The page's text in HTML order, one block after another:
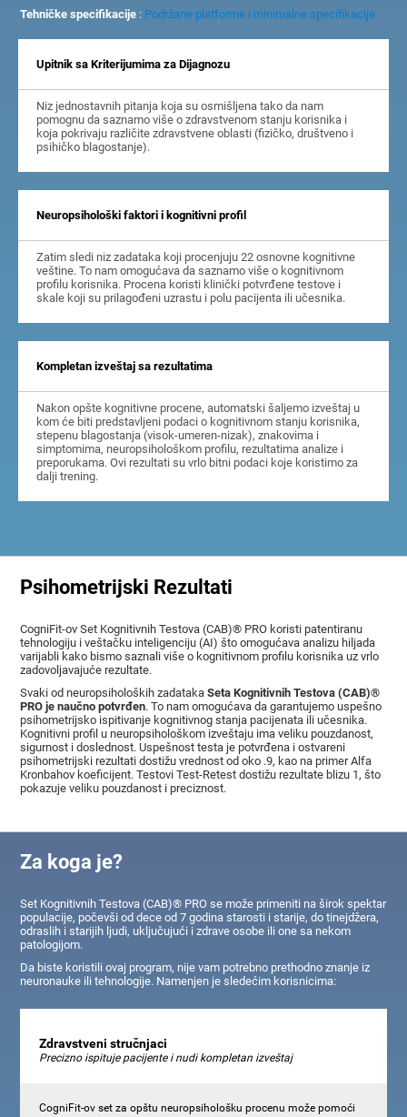
Tehničke specifikacije : Podržane platforme i minimalne specifikacije
Upitnik sa Kriterijumima za Dijagnozu
Niz jednostavnih pitanja koja su osmišljena tako da nam
pomognu da saznamo više o zdravstvenom stanju korisnika i
koja pokrivaju različite zdravstvene oblasti (fizičko, društveno i
psihičko blagostanje).
Neuropsihološki faktori i kognitivni profil
Zatim sledi niz zadataka koji procenjuju 22 osnovne kognitivne
veštine. To nam omogućava da saznamo više o kognitivnom
profilu korisnika. Procena koristi klinički potvrđene testove i
skale koji su prilagođeni uzrastu i polu pacijenta ili učesnika.
Kompletan izveštaj sa rezultatima
Nakon opšte kognitivne procene, automatski šaljemo izveštaj u
kom će biti predstavljeni podaci o kognitivnom stanju korisnika,
stepenu blagostanja (visok-umeren-nizak), znakovima i
simptomima, neuropsihološkom profilu, rezultatima analize i
preporukama. Ovi rezultati su vrlo bitni podaci koje koristimo za
dalji trening.
Psihometrijski Rezultati
CogniFit-ov Set Kognitivnih Testova (CAB)® PRO koristi patentiranu
tehnologiju i veštačku inteligenciju (AI) što omogućava analizu hiljada
varijabli kako bismo saznali više o kognitivnom profilu korisnika uz vrlo
zadovoljavajuće rezultate.
Svaki od neuropsiholoških zadatakaSeta Kognitivnih Testova (CAB)®
PRO je naučno potvrđen. To nam omogućava da garantujemo uspešno
psihometrijsko ispitivanje kognitivnog stanja pacijenata ili učesnika.
Kognitivni profil u neuropsihološkom izveštaju ima veliku pouzdanost,
sigurnost i doslednost. Uspešnost testa je potvrđena i ostvareni
psihometrijski rezultati dostižu vrednost od oko .9, kao na primer Alfa
Kronbahov koeficijent. Testovi Test-Retest dostižu rezultate blizu 1, što
pokazuje veliku pouzdanost i preciznost.
Za koga je?
Set Kognitivnih Testova (CAB)® PRO se može primeniti na širok spektar
populacije, počevši od dece od 7 godina starosti i starije, do tinejdžera,
odraslih i starijih ljudi, uključujući i zdrave osobe ili one sa nekom
patologijom.
Da biste koristili ovaj program, nije vam potrebno prethodno znanje iz
neuronauke ili tehnologije. Namenjen je sledećim korisnicima:
Zdravstveni stručnjaci
Precizno ispituje pacijente i nudi kompletan izveštaj
CogniFit-ov set za opštu neuropsihološku procenu može pomoći